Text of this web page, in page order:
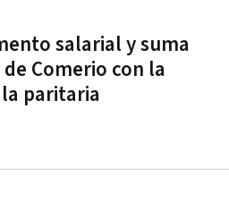
salarial y suma
Comerio con la
paritaria